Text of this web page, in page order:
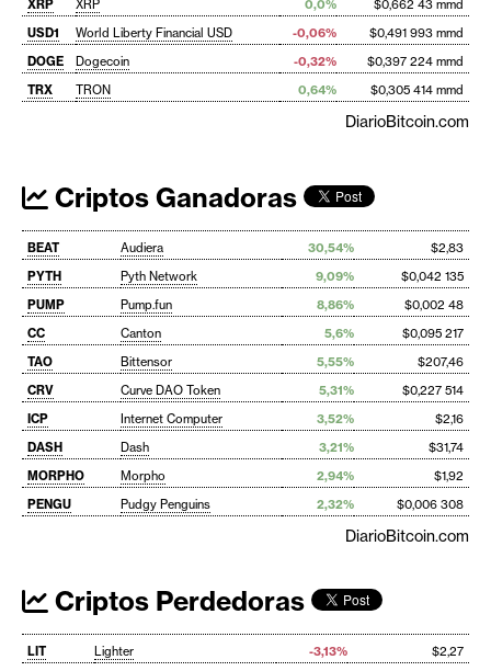
XRP
XRP 0,0%
$0,662 43 mmd
USD1
World Liberty Financial USD -0,06%
$0,491 993 mmd
DOGE
Dogecoin -0,32%
$0,397 224 mmd
TRX
TRON 0,64% $0,305 414 mmd
DiarioBitcoin.com
Criptos Ganadoras
BEAT Audiera 30,54%
$2,83
PYTH
Pyth Network 9,09%
$0,042 135
PUMP
Pump.fun 8,86%
$0,002 48
CC
Canton 5,6%
$0,095 217
TAO
Bittensor 5,55%
$207,46
CRV
Curve DAO Token 5,31%
$0,227 514
ICP
Internet Computer 3,52%
$2,16
DASH
Dash 3,21%
$31,74
MORPHO
Morpho 2,94%
$1,92
PENGU
Pudgy Penguins 2,32% $0,006 308
DiarioBitcoin.com
Criptos Perdedoras
LIT Lighter -3,13%
$2,27